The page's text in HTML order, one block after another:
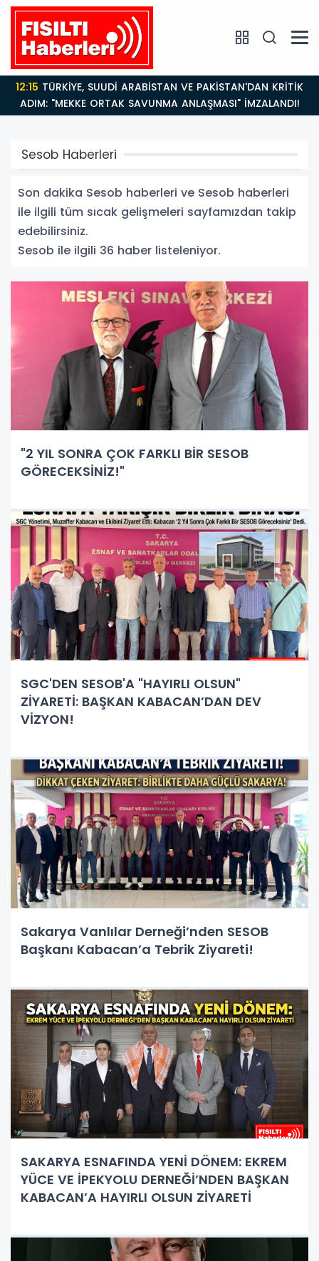
14:21BAKAN GÜRLEK’TEN TİGAD ÇALIŞTAYINDA Çarpıcı
AÇIKLAMALAR: "Pazar Günü Yeni Bir Aydınlığa
Uyanacağız"
Sesob Haberleri
Son dakika Sesob haberleri ve Sesob haberleri
ile ilgili tüm sıcak gelişmeleri sayfamızdan takip
edebilirsiniz.
Sesob ile ilgili 36 haber listeleniyor.
"2 YIL SONRA ÇOK FARKLI BİR SESOB
GÖRECEKSİNİZ!"
SGC'DEN SESOB'A "HAYIRLI OLSUN"
ZİYARETİ: BAŞKAN KABACAN’DAN DEV
VİZYON!
Sakarya Vanlılar Derneği’nden SESOB
Başkanı Kabacan’a Tebrik Ziyareti!
SAKARYA ESNAFINDA YENİ DÖNEM: EKREM
YÜCE VE İPEKYOLU DERNEĞİ’NDEN BAŞKAN
KABACAN’A HAYIRLI OLSUN ZİYARETİ